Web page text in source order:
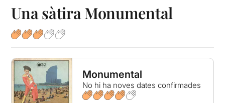
Una sàtira Monumental
Monumental
No hi ha noves dates confirmades